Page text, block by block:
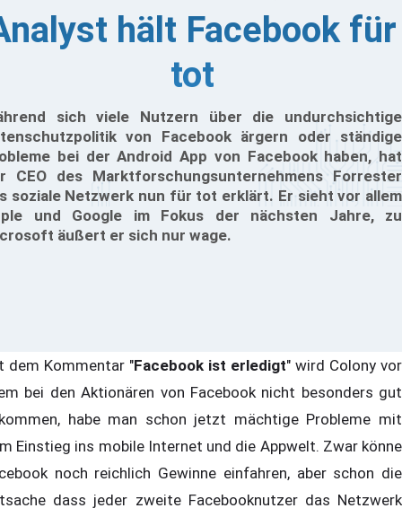
hält Facebook für
tot
sich viele Nutzern über die undurchsichtige
von Facebook ärgern oder ständige
bei der Android App von Facebook haben, hat
CEO des Marktforschungsunternehmens Forrester
soziale Netzwerk nun für tot erklärt. Er sieht vor allem
und Google im Fokus der nächsten Jahre, zu
äußert er sich nur wage.
dem Kommentar "Facebook ist erledigt" wird Colony vor
bei den Aktionären von Facebook nicht besonders gut
habe man schon jetzt mächtige Probleme mit
Einstieg ins mobile Internet und die Appwelt. Zwar könne
noch reichlich Gewinne einfahren, aber schon die
dass jeder zweite Facebooknutzer das Netzwerk